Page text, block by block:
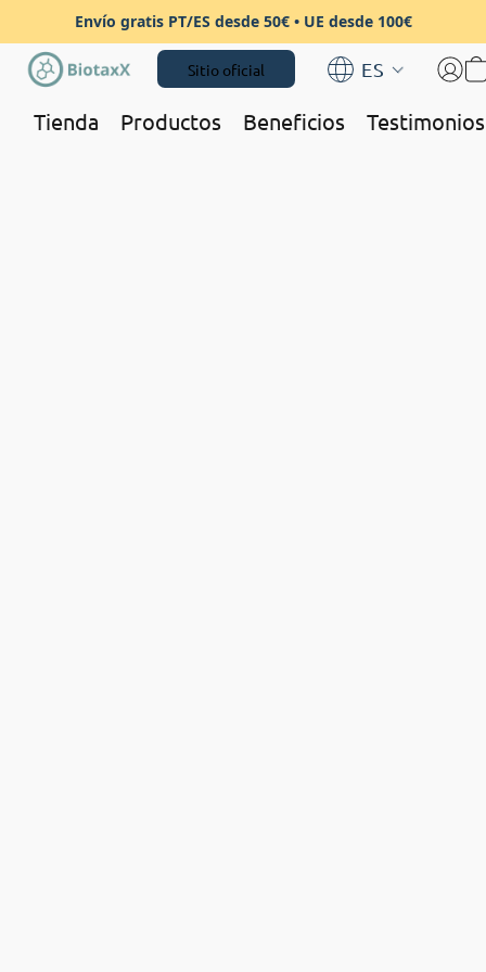
Envío gratis PT/ES desde 50€ • UE desde 100€
Sitio oficial ES
Tienda Productos Beneficios Testimonios